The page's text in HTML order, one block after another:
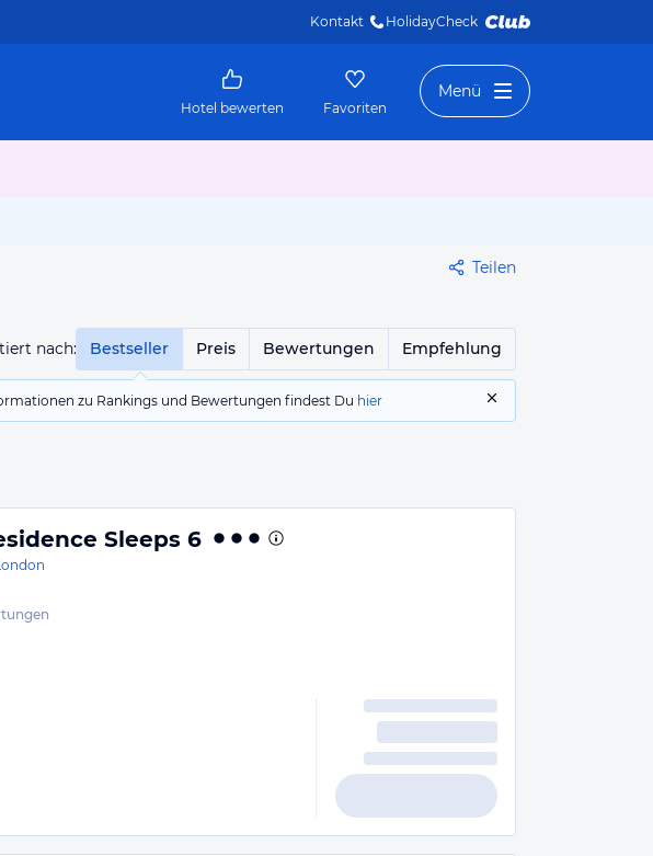
Kontakt HolidayCheck
Hotel bewerten Favoriten
Menü
Teilen
nach: Bestseller Preis Bewertungen Empfehlung
zu Rankings und Bewertungen findest Du hier
Sleeps 6